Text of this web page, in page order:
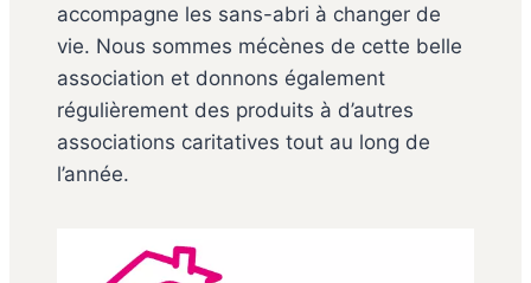
accompagne les sans-abri à changer de
vie. Nous sommes mécènes de cette belle
association et donnons également
régulièrement des produits à d’autres
associations caritatives tout au long de
l’année.